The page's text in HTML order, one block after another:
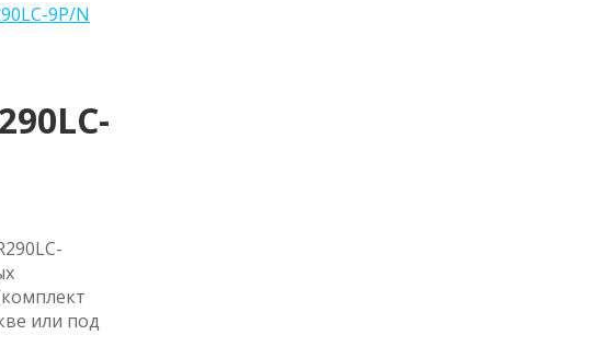
или под